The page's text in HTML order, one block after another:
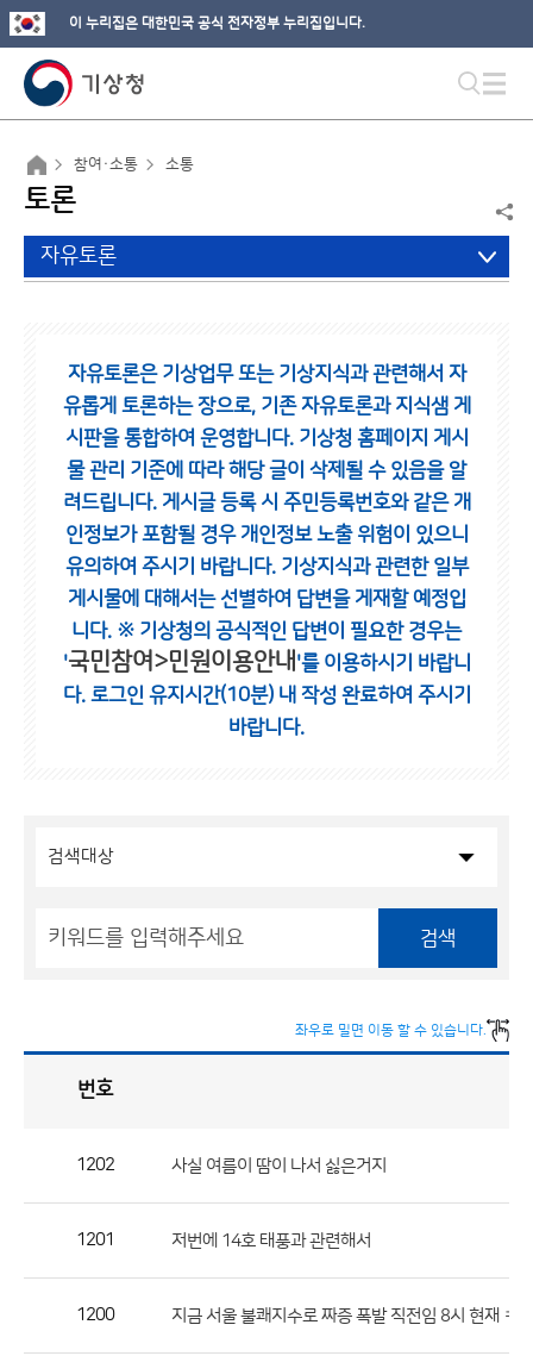
이 누리집은 대한민국 공식 전자정부 누리집입니다.
참여·소통 소통
토론
자유토론
자유토론은 기상업무 또는 기상지식과 관련해서 자
유롭게 토론하는 장으로, 기존 자유토론과 지식샘 게
시판을 통합하여 운영합니다. 기상청 홈페이지 게시
물 관리 기준에 따라 해당 글이 삭제될 수 있음을 알
려드립니다. 게시글 등록 시 주민등록번호와 같은 개
인정보가 포함될 경우 개인정보 노출 위험이 있으니
유의하여 주시기 바랍니다. 기상지식과 관련한 일부
게시물에 대해서는 선별하여 답변을 게재할 예정입
니다. ※ 기상청의 공식적인 답변이 필요한 경우는
'국민참여>민원이용안내 '를 이용하시기 바랍니
다. 로그인 유지시간(10분) 내 작성 완료하여 주시기
바랍니다.
검색
좌우로 밀면 이동 할 수 있습니다.
론
번호
1202 사실 여름이 땀이 나서 싫은거지
1201 저번에 14호 태풍과 관련해서
1200 지금 서울 불쾌지수로 짜증 폭발 직전임 8시 현재 ㅋ